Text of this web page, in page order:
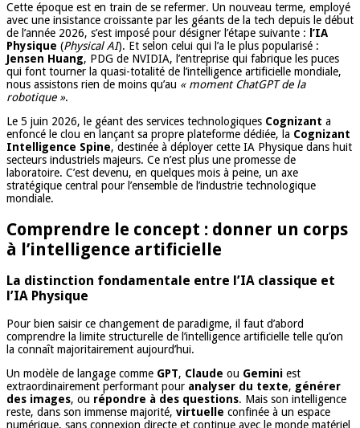
Cette époque est en train de se refermer. Un nouveau terme, employé
avec une insistance croissante par les géants de la tech depuis le début
de l’année 2026, s’est imposé pour désigner l’étape suivante : l’IA
Physique (Physical AI). Et selon celui qui l’a le plus popularisé :
Jensen Huang, PDG de NVIDIA, l’entreprise qui fabrique les puces
qui font tourner la quasi-totalité de l’intelligence artificielle mondiale,
nous assistons rien de moins qu’au « moment ChatGPT de la
robotique ».
Le 5 juin 2026, le géant des services technologiques Cognizant a
enfoncé le clou en lançant sa propre plateforme dédiée, la Cognizant
Intelligence Spine, destinée à déployer cette IA Physique dans huit
secteurs industriels majeurs. Ce n’est plus une promesse de
laboratoire. C’est devenu, en quelques mois à peine, un axe
stratégique central pour l’ensemble de l’industrie technologique
mondiale.
Comprendre le concept : donner un corps
à l’intelligence artificielle
La distinction fondamentale entre l’IA classique et
l’IA Physique
Pour bien saisir ce changement de paradigme, il faut d’abord
comprendre la limite structurelle de l’intelligence artificielle telle qu’on
la connaît majoritairement aujourd’hui.
Un modèle de langage comme GPT, Claude ou Gemini est
extraordinairement performant pour analyser du texte, générer
des images, ou répondre à des questions. Mais son intelligence
reste, dans son immense majorité, virtuelle confinée à un espace
numérique, sans connexion directe et continue avec le monde matériel